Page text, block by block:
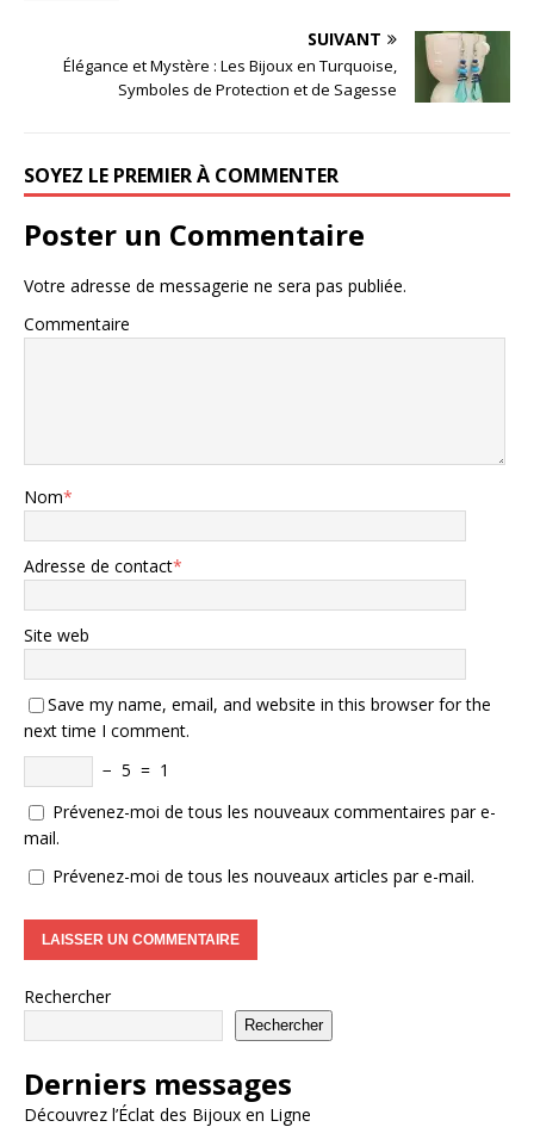
SUIVANT
Élégance et Mystère : Les Bijoux en Turquoise,
Symboles de Protection et de Sagesse
SOYEZ LE PREMIER À COMMENTER
Poster un Commentaire
Votre adresse de messagerie ne sera pas publiée.
Commentaire
Nom*
Adresse de contact*
Site web
Save my name, email, and website in this browser for the
next time I comment.
− 5 = 1
Prévenez-moi de tous les nouveaux commentaires par e-
mail.
Prévenez-moi de tous les nouveaux articles par e-mail.
Rechercher
Rechercher
Derniers messages
Découvrez l’Éclat des Bijoux en Ligne